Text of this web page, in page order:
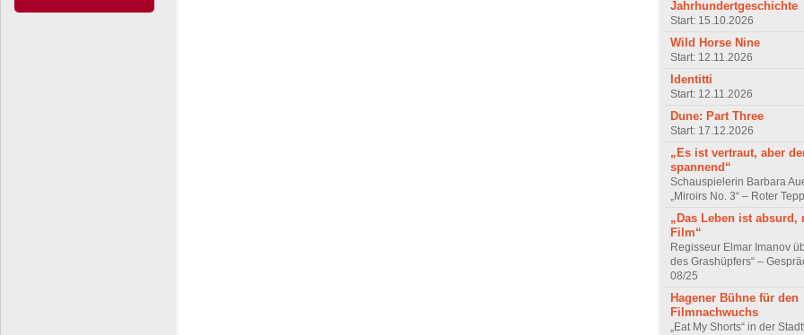
Jahrhundertgeschichte
Start: 15.10.2026
Wild Horse Nine
Start: 12.11.2026
Identitti
Start: 12.11.2026
Dune: Part Three
Start: 17.12.2026
„Es ist vertraut, aber
spannend“
Schauspielerin Barbara
„Miroirs No. 3“ – Roter
„Das Leben ist absurd,
Film“
Regisseur Elmar Imanov
des Grashüpfers“ –
08/25
Hagener Bühne für den
Filmnachwuchs
„Eat My Shorts“ in der